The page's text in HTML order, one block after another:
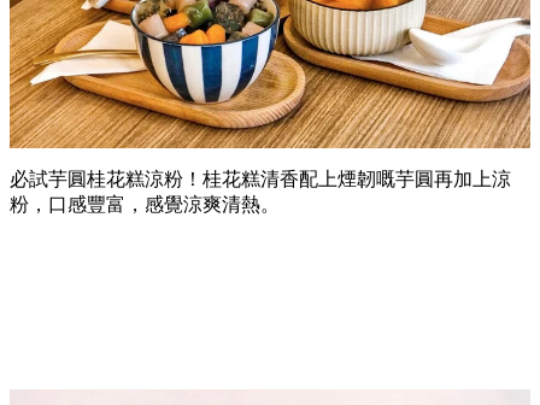
必試芋圓桂花糕涼粉！桂花糕清香配上煙韌嘅芋圓再加上涼
粉，口感豐富，感覺涼爽清熱。